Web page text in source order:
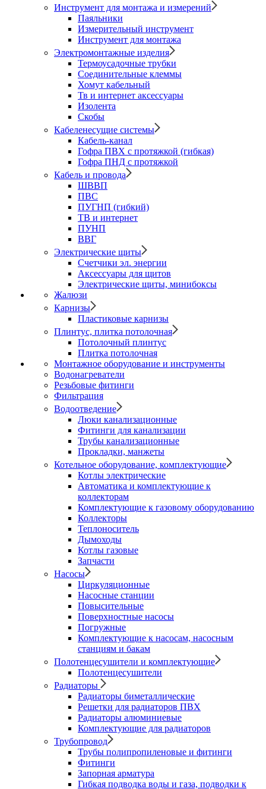
Инструмент для монтажа и измерений
Паяльники
Измерительный инструмент
Инструмент для монтажа
Электромонтажные изделия
Термоусадочные трубки
Соединительные клеммы
Хомут кабельный
Тв и интернет аксессуары
Изолента
Скобы
Кабеленесущие системы
Кабель-канал
Гофра ПВХ с протяжкой (гибкая)
Гофра ПНД с протяжкой
Кабель и провода
ШВВП
ПВС
ПУГНП (гибкий)
ТВ и интернет
ПУНП
ВВГ
Электрические щиты
Счетчики эл. энергии
Аксессуары для щитов
Электрические щиты, минибоксы
Жалюзи
Карнизы
Пластиковые карнизы
Плинтус, плитка потолочная
Потолочный плинтус
Плитка потолочная
Монтажное оборудование и инструменты
Водонагреватели
Резьбовые фитинги
Фильтрация
Водоотведение
Люки канализационные
Фитинги для канализации
Трубы канализационные
Прокладки, манжеты
Котельное оборудование, комплектующие
Котлы электрические
Автоматика и комплектующие к
коллекторам
Комплектующие к газовому оборудованию
Коллекторы
Теплоноситель
Дымоходы
Котлы газовые
Запчасти
Насосы
Циркуляционные
Насосные станции
Повысительные
Поверхностные насосы
Погружные
Комплектующие к насосам, насосным
станциям и бакам
Полотенцесушители и комплектующие
Полотенцесушители
Радиаторы
Радиаторы биметаллические
Решетки для радиаторов ПВХ
Радиаторы алюминиевые
Комплектующие для радиаторов
Трубопровод
Трубы полипропиленовые и фитинги
Фитинги
Запорная арматура
Гибкая подводка воды и газа, подводки к